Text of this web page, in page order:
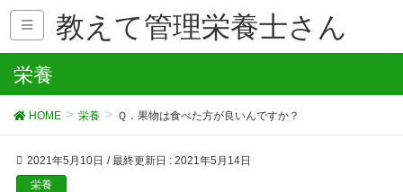
教えて管理栄養士さん
栄養
HOME 栄養 Ｑ．果物は食べた方が良いんですか？
2021年5月10日 / 最終更新日 : 2021年5月14日
栄養